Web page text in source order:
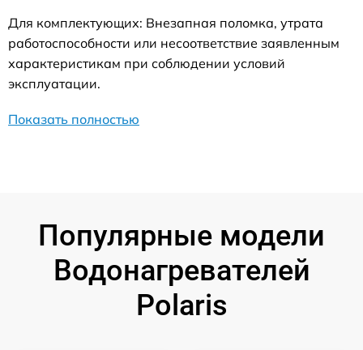
Для комплектующих: Внезапная поломка, утрата
работоспособности или несоответствие заявленным
характеристикам при соблюдении условий
эксплуатации.
Показать полностью
Популярные модели
Водонагревателей
Polaris